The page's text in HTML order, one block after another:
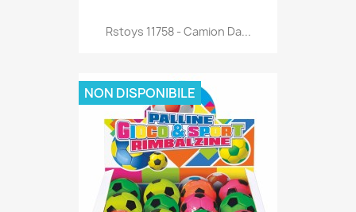
Anteprima
Rstoys 11758 - Camion Da...
NON DISPONIBILE